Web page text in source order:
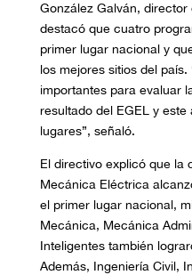
González Galván,
destacó que cuatro
primer lugar nacional y
los mejores sitios del
importantes para evaluar
resultado del EGEL y
lugares”, señaló.
El directivo explicó que la
Mecánica Eléctrica
el primer lugar nacional,
Mecánica, Mecánica
Inteligentes también
Además, Ingeniería Civil,